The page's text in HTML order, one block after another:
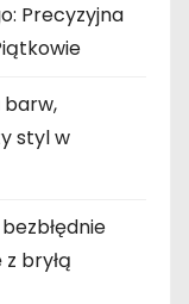
Precyzyjna
barw,
styl w
bryłą